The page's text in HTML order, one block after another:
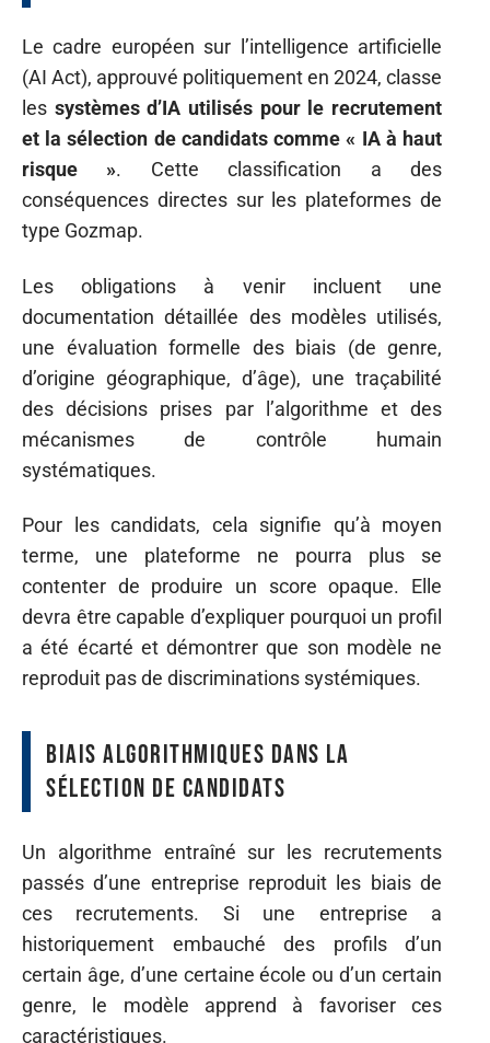
Le cadre européen sur l’intelligence artificielle
(AI Act), approuvé politiquement en 2024, classe
les systèmes d’IA utilisés pour le recrutement
et la sélection de candidats comme « IA à haut
risque ». Cette classification a des
conséquences directes sur les plateformes de
type Gozmap.
Les obligations à venir incluent une
documentation détaillée des modèles utilisés,
une évaluation formelle des biais (de genre,
d’origine géographique, d’âge), une traçabilité
des décisions prises par l’algorithme et des
mécanismes de contrôle humain
systématiques.
Pour les candidats, cela signifie qu’à moyen
terme, une plateforme ne pourra plus se
contenter de produire un score opaque. Elle
devra être capable d’expliquer pourquoi un profil
a été écarté et démontrer que son modèle ne
reproduit pas de discriminations systémiques.
Biais algorithmiques dans la
sélection de candidats
Un algorithme entraîné sur les recrutements
passés d’une entreprise reproduit les biais de
ces recrutements. Si une entreprise a
historiquement embauché des profils d’un
certain âge, d’une certaine école ou d’un certain
genre, le modèle apprend à favoriser ces
caractéristiques.